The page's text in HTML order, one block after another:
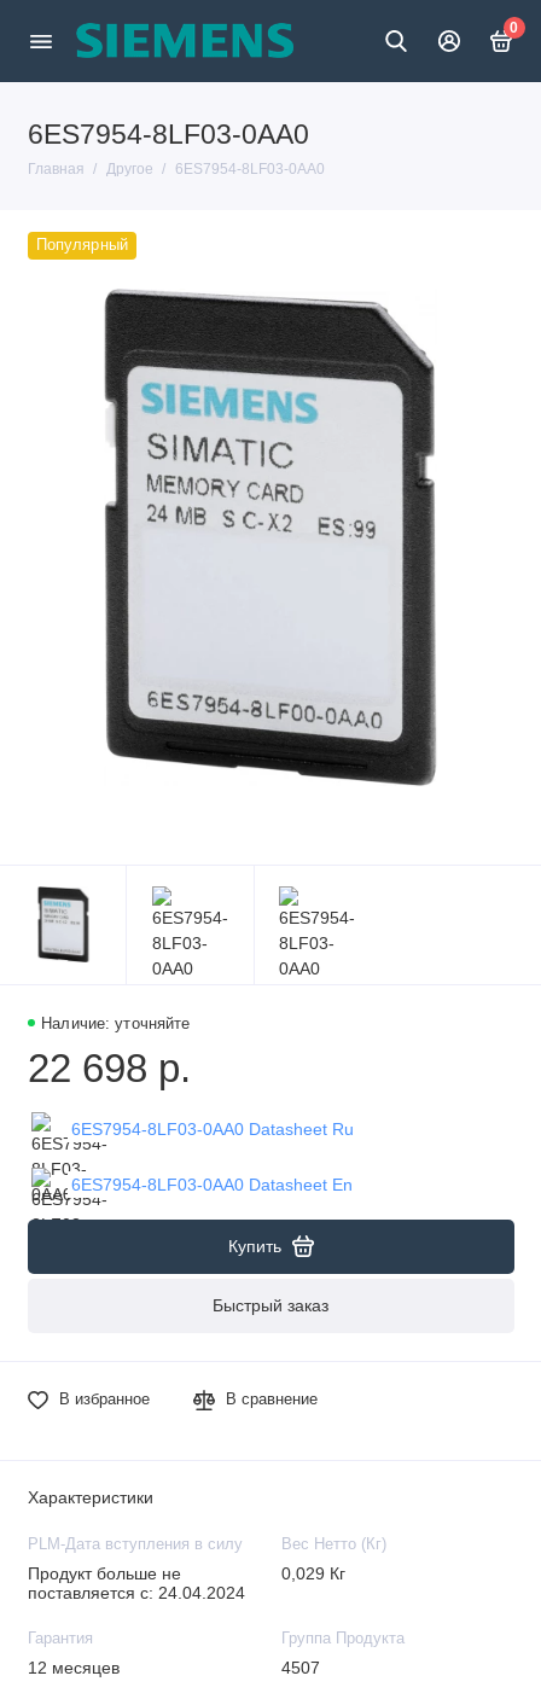
0
6ES7954-8LF03-0AA0
Главная Другое 6ES7954-8LF03-0AA0
Популярный
Наличие: уточняйте
22 698 р.
6ES7954-8LF03-0AA0 Datasheet Ru
6ES7954-8LF03-0AA0 Datasheet En
Купить
Быстрый заказ
В избранное В сравнение
Характеристики
PLM-Дата вступления в силу
Продукт больше не
поставляется с: 24.04.2024
Вес Нетто (Кг)
0,029 Кг
Гарантия
12 месяцев
Группа Продукта
4507